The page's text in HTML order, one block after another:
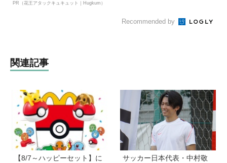
PR（花王アタックキュキュット｜Hugkum）
Recommended by
関連記事
【8/7～ハッピーセット】に
サッカー日本代表・中村敬